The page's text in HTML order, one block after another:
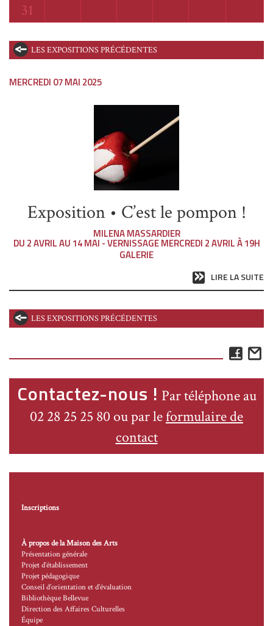
Lundi
31
LES EXPOSITIONS PRÉCÉDENTES
MERCREDI 07 MAI 2025
Exposition • C’est le pompon !
MILENA MASSARDIER
DU 2 AVRIL AU 14 MAI - VERNISSAGE MERCREDI 2 AVRIL À 19H
GALERIE
LIRE LA SUITE
LES EXPOSITIONS PRÉCÉDENTES
Contactez-nous ! Par téléphone au
02 28 25 25 80 ou par leformulaire de
contact
Inscriptions
À propos de la Maison des Arts
Présentation générale
Projet d’établissement
Projet pédagogique
Conseil d’orientation et d’évaluation
Bibliothèque Bellevue
Direction des Affaires Culturelles
Équipe